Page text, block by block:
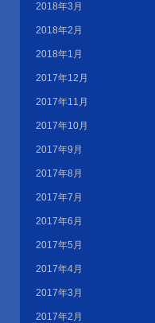
2018年3月
2018年2月
2018年1月
2017年12月
2017年11月
2017年10月
2017年9月
2017年8月
2017年7月
2017年6月
2017年5月
2017年4月
2017年3月
2017年2月